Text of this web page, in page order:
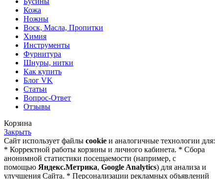
Кожа
Ножны
Воск, Масла, Пропитки
Химия
Инструменты
Фурнитура
Шнуры, нитки
Как купить
Блог VK
Статьи
Вопрос-Ответ
Отзывы
Корзина
Закрыть
Сайт использует файлы cookie и аналогичные технологии для:
* Корректной работы корзины и личного кабинета. * Сбора
анонимной статистики посещаемости (например, с
помощью Яндекс.Метрика, Google Analytics) для анализа и
улучшения Сайта. * Персонализации рекламных объявлений